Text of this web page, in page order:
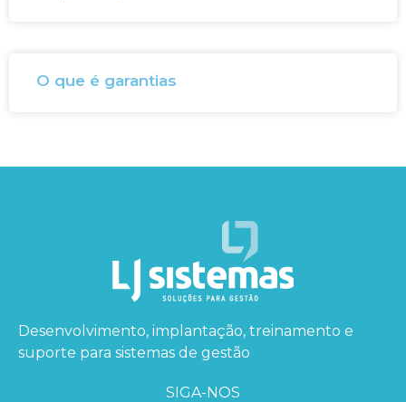
O que é garantias
Desenvolvimento, implantação, treinamento e
suporte para sistemas de gestão
SIGA-NOS